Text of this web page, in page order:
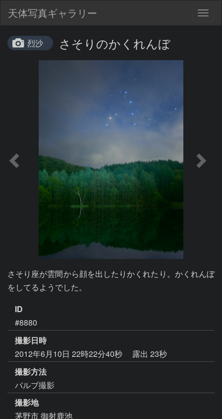
天体写真ギャラリー
烈沙 さそりのかくれんぼ
さそり座が雲間から顔を出したりかくれたり。かくれんぼ
をしてるようでした。
ID
#8880
撮影日時
2012年6月10日 22時22分40秒
露出 23秒
撮影方法
バルブ撮影
撮影地
茅野市 御射鹿池